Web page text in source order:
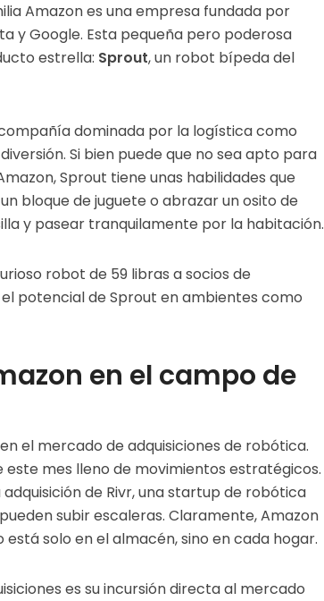
Amazon es una empresa fundada por
y Google. Esta pequeña pero poderosa
estrella: Sprout, un robot bípeda del
dominada por la logística como
Si bien puede que no sea apto para
Sprout tiene unas habilidades que
bloque de juguete o abrazar un osito de
y pasear tranquilamente por la habitación.
robot de 59 libras a socios de
potencial de Sprout en ambientes como
en el campo de
el mercado de adquisiciones de robótica.
este mes lleno de movimientos estratégicos.
de Rivr, una startup de robótica
subir escaleras. Claramente, Amazon
solo en el almacén, sino en cada hogar.
es su incursión directa al mercado